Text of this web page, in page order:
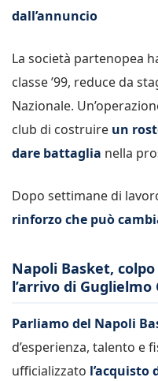
dall’annuncio
La società partenopea
classe ’99, reduce da
Nazionale.
club di costruire un
dare battaglia nella
Dopo settimane di
rinforzo che può
Napoli Basket,
l’arrivo di Guglielmo
Parliamo del Napoli
d’esperienza, talento e
ufficializzato l’acquisto